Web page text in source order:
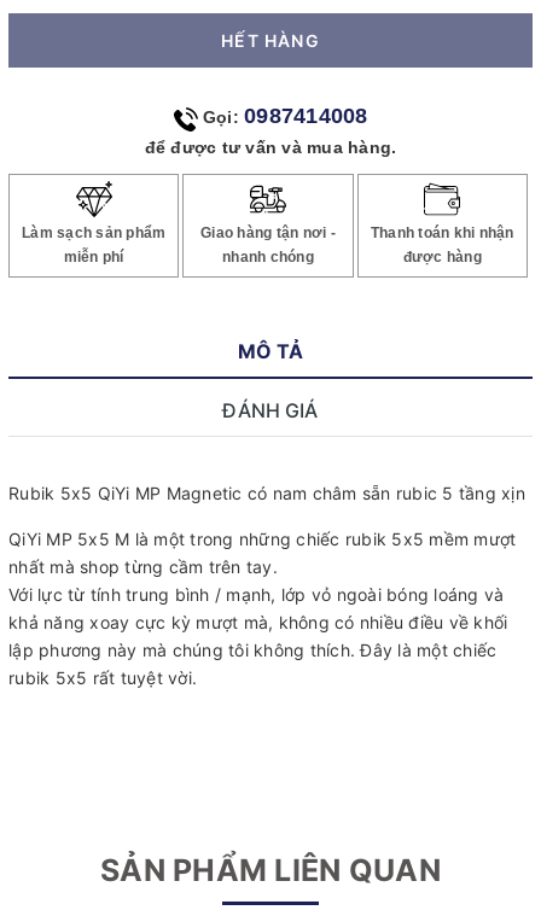
HẾT HÀNG
Gọi: 0987414008
để được tư vấn và mua hàng.
Làm sạch sản phẩm
miễn phí
Giao hàng tận nơi -
nhanh chóng
Thanh toán khi nhận
được hàng
MÔ TẢ
ĐÁNH GIÁ
Rubik 5x5 QiYi MP Magnetic có nam châm sẵn rubic 5 tầng xịn
QiYi MP 5x5 M là một trong những chiếc rubik 5x5 mềm mượt
nhất mà shop từng cầm trên tay.
Với lực từ tính trung bình / mạnh, lớp vỏ ngoài bóng loáng và
khả năng xoay cực kỳ mượt mà, không có nhiều điều về khối
lập phương này mà chúng tôi không thích. Đây là một chiếc
rubik 5x5 rất tuyệt vời.
SẢN PHẨM LIÊN QUAN